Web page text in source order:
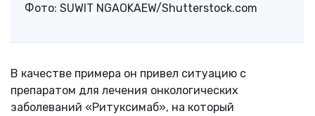
Фото: SUWIT NGAOKAEW/Shutterstock.com
В качестве примера он привел ситуацию с
препаратом для лечения онкологических
заболеваний «Ритуксимаб», на который